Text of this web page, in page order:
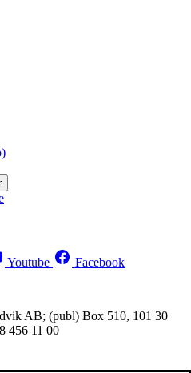
Youtube Facebook
AB; (publ) Box 510, 101 30
456 11 00